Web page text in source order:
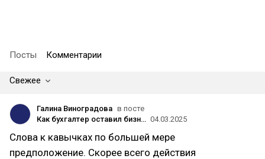
Посты Комментарии
Свежее
Галина Виноградова в посте
Как бухгалтер оставил бизнес без 5,5 млн. Кейс 04.03.2025
Слова к кавычках по большей мере
предположение. Скорее всего действия